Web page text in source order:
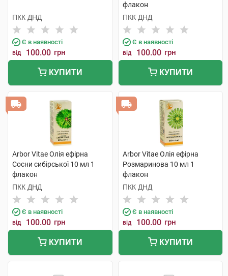
ПКК ДНД
Є в наявності
від 100.00 грн
КУПИТИ
флакон
ПКК ДНД
Є в наявності
від 100.00 грн
КУПИТИ
Arbor Vitae Олія ефірна
Сосни сибірської 10 мл 1
флакон
ПКК ДНД
Є в наявності
від 100.00 грн
КУПИТИ
Arbor Vitae Олія ефірна
Розмаринова 10 мл 1
флакон
ПКК ДНД
Є в наявності
від 100.00 грн
КУПИТИ